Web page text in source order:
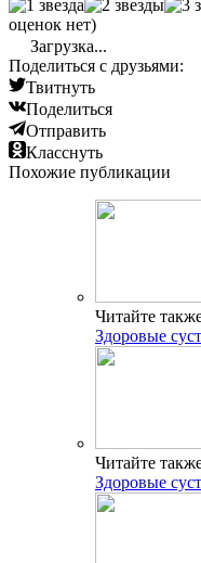
оценок нет)
Загрузка...
Поделиться с друзьями:
Твитнуть
Поделиться
Отправить
Класснуть
Похожие публикации
Читайте
Здоровые
Читайте
Здоровые